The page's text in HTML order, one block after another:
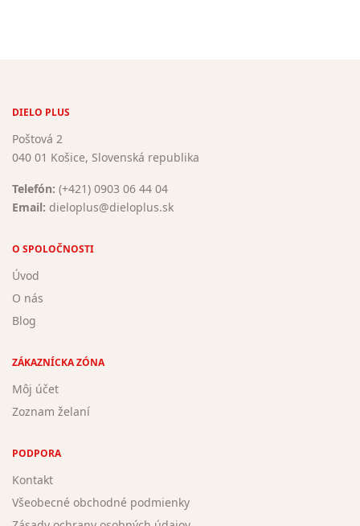
DIELO PLUS
Poštová 2
040 01 Košice, Slovenská republika
Telefón: (+421) 0903 06 44 04
Email: dieloplus@dieloplus.sk
O SPOLOČNOSTI
Úvod
O nás
Blog
ZÁKAZNÍCKA ZÓNA
Môj účet
Zoznam želaní
PODPORA
Kontakt
Všeobecné obchodné podmienky